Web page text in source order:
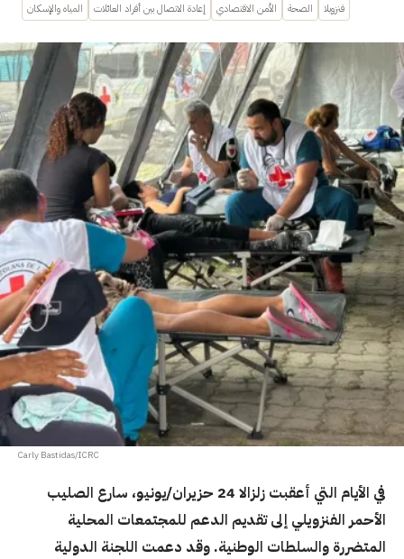
فنزويلا الصحة الأمن الاقتصادي إعادة الاتصال بين أفراد العائلات المياه والإسكان
Carly Bastidas/ICRC
في الأيام التي أعقبت زلزالا 24 حزيران/يونيو، سارع الصليب
الأحمر الفنزويلي إلى تقديم الدعم للمجتمعات المحلية
المتضررة والسلطات الوطنية. وقد دعمت اللجنة الدولية